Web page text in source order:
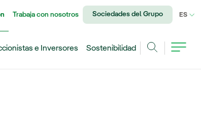
Trabaja con nosotros Sociedades del Grupo ES
e Inversores
Sostenibilidad